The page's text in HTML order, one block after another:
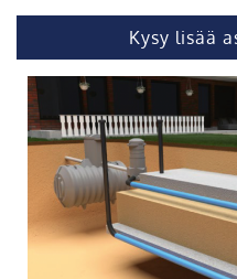
Kysy lisää